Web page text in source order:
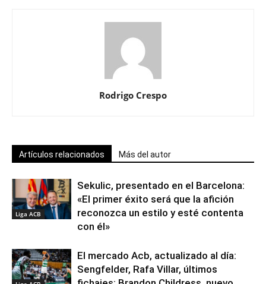
Rodrigo Crespo
Artículos relacionados Más del autor
Liga ACB
Sekulic, presentado en el Barcelona:
«El primer éxito será que la afición
reconozca un estilo y esté contenta
con él»
El mercado Acb, actualizado al día:
Sengfelder, Rafa Villar, últimos